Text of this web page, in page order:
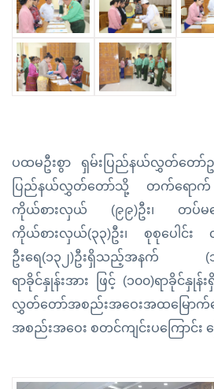
ပထမဦးစွာ ရှမ်းပြည်နယ်လွှတ်တော်ဥ
ပြည်နယ်လွှတ်တော်သို့ တက်‌ရေ
ကိုယ်စားလှယ် (၉၉)ဦး၊ တပ်
ကိုယ်စားလှယ်(၃၃)ဦး၊ စုစုပေါင်
ဦးရေ(၁၃၂)ဦးရှိသည့်အနက် (၁၃
ရာခိုင်နှုန်းအား ဖြင့် (၁၀၀)ရာခို
လွှတ်တော်အစည်းအဝေးအထမြောက်က
အစည်းအဝေး စတင်ကျင်းပကြောင်း